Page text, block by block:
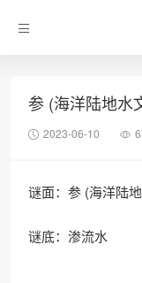
参 (海洋陆地水
2023-06-10
谜面：参 (海洋陆
谜底：渗流水